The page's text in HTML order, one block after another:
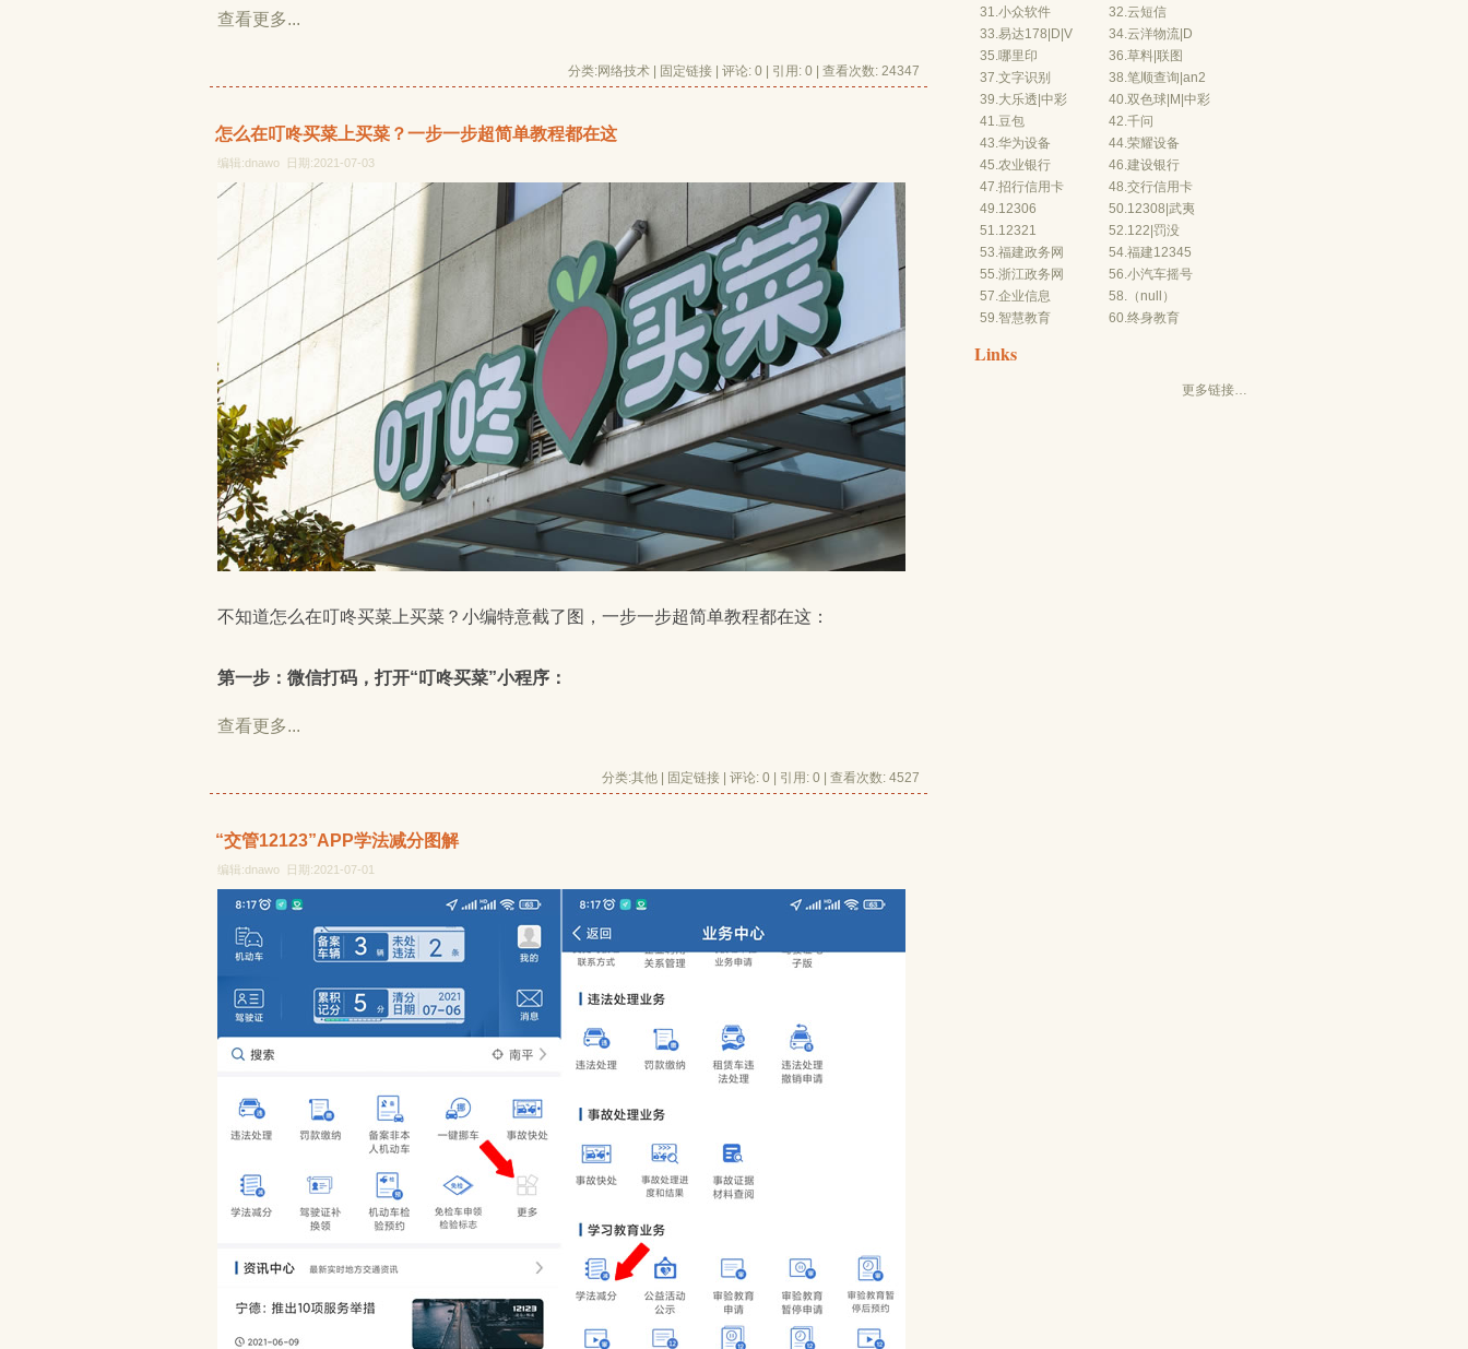
查看更多...
分类:网络技术 固定链接 评论: 0 | 引用: 0 | 查看次数: 24347
怎么在叮咚买菜上买菜？一步一步超简单教程都在这
编辑:dnawo 日期:2021-07-03
不知道怎么在叮咚买菜上买菜？小编特意截了图，一步一步超简单教程都在这：
第一步：微信打码，打开“叮咚买菜”小程序：
查看更多...
分类:其他 固定链接 评论: 0 | 引用: 0 | 查看次数: 4527
“交管12123”APP学法减分图解
编辑:dnawo 日期:2021-07-01
31.小众软件 32.云短信
33.易达178 D V 34.云洋物流 D
35.哪里印 36.草料 联图
37.文字识别 38.笔顺查询 an2
39.大乐透 中彩 40.双色球 M 中彩
41.豆包 42.千问
43.华为设备 44.荣耀设备
45.农业银行 46.建设银行
47.招行信用卡 48.交行信用卡
49.12306 50.12308 武夷
51.12321 52.122 罚没
53.福建政务网 54.福建12345
55.浙江政务网 56.小汽车摇号
57.企业信息
58.（null）
59.智慧教育 60.终身教育
Links
更多链接…